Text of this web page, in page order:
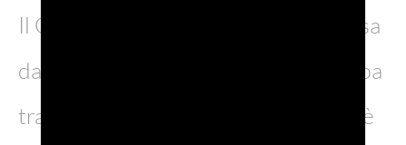
Il Consorzio del Prosecco DOC sposa
da sempre l’idea che il vino non debba
trascendere dalla terra in cui nasce: è